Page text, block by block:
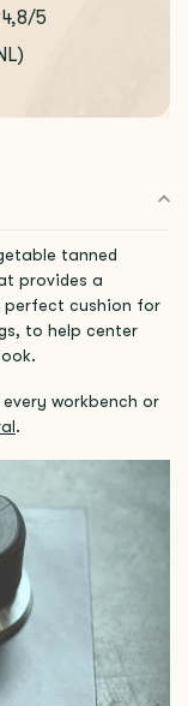
5
tanned
provides a
cushion for
to help center
workbench or
.